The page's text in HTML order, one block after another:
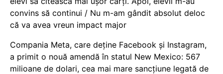
convins să continui / Nu m-am gândit absolut deloc
că va avea vreun impact major
Compania Meta, care deține Facebook și Instagram,
a primit o nouă amendă în statul New Mexico: 567
milioane de dolari, cea mai mare sancțiune legată de